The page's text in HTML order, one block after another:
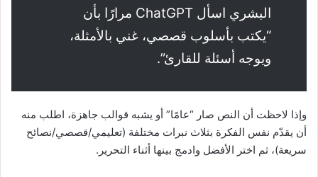
البشري اسأل ChatGPT مرارًا بأن
“يكتب بأسلوب قصصي، غني بالأمثلة،
ويوجه أسئلة للقارئ”.
وإذا لاحظت أن النص صار “عامًا” أو يشبه قوالب جاهزة، اطلب منه
أن يقدّم نفس الفكرة بثلاث نبرات مختلفة (تعليمي/قصصي/نصائح
سريعة)، ثم اختر الأفضل وادمج بينها أثناء التحرير.